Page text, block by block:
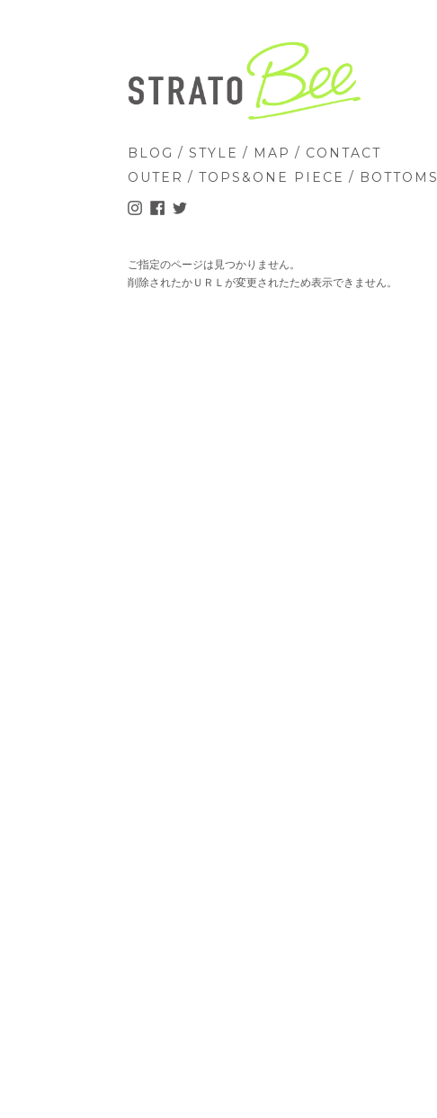
BLOG / STYLE / MAP / CONTACT
OUTER / TOPS&ONE PIECE / BOTTOMS
ご指定のページは見つかりません。
削除されたかＵＲＬが変更されたため表示できません。